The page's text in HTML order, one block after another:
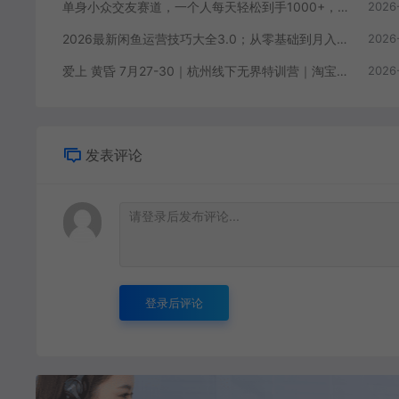
单身小众交友赛道，一个人每天轻松到手1000+，落地快、见效稳【揭秘】
2026最新闲鱼运营技巧大全3.0；从零基础到月入过万，卖货准备、链接搭建到选品定价全拆解
爱上 黄昏 7月27-30｜杭州线下无界特训营｜淘宝天猫AI推广｜直通车人群｜全套PPT SOP思维导图资料包
发表评论
登录后评论